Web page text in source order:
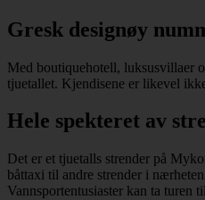
Gresk designøy
Med boutiquehotell, luksusvillaer
tjuetallet. Kjendisene er likevel
Hele spekteret av
Det er et tjuetalls strender på
båttaxi til andre strender i
Vannsportentusiaster kan ta turen